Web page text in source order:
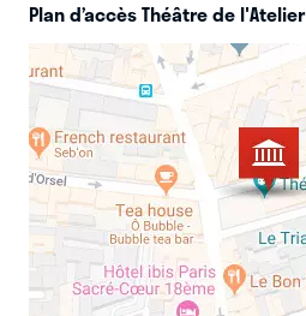
Plan d’accès Théâtre de l'Atelier